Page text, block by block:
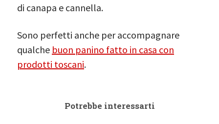
di canapa e cannella.
Sono perfetti anche per accompagnare
qualche buon panino fatto in casa con
prodotti toscani.
Potrebbe interessarti